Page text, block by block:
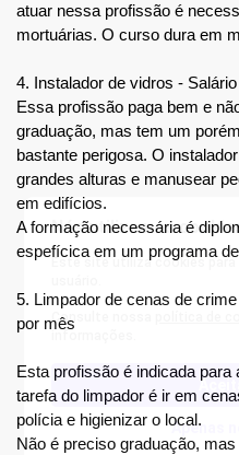
atuar nessa profissão é
mortuárias. O curso dura em
4. Instalador de vidros -
Essa profissão paga bem e
graduação, mas tem um
bastante perigosa. O
grandes alturas e manusear
em edifícios.
A formação necessária é
espefícica em um programa
5. Limpador de cenas de
por mês
Esta profissão é indicada
tarefa do limpador é ir em
polícia e higienizar o local.
Não é preciso graduação,
Nós utilizamos
Este site utiliza cookies para
Consulte nossa
Apenas